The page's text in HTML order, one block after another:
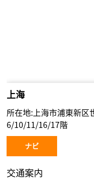
上海
所在地:上海市浦東新区
6/10/11/16/17階
ナビ
交通案内